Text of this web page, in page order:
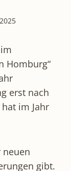
Homburg“
erst nach
im Jahr
neuen
gibt.